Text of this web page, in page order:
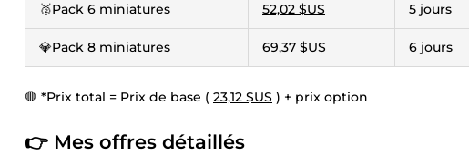
🥈Pack 6 miniatures 52,02 $US 5 jours
💎Pack 8 miniatures 69,37 $US 6 jours
🛑 *Prix total = Prix de base ( 23,12 $US ) + prix option
👉 Mes offres détaillés